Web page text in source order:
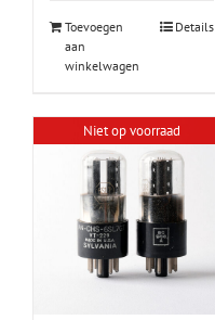
Toevoegen
aan
winkelwagen
Details
Niet op voorraad